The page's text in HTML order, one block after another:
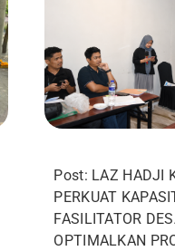
Post: LAZ HADJI
PERKUAT
FASILITATOR
OPTIMALKAN